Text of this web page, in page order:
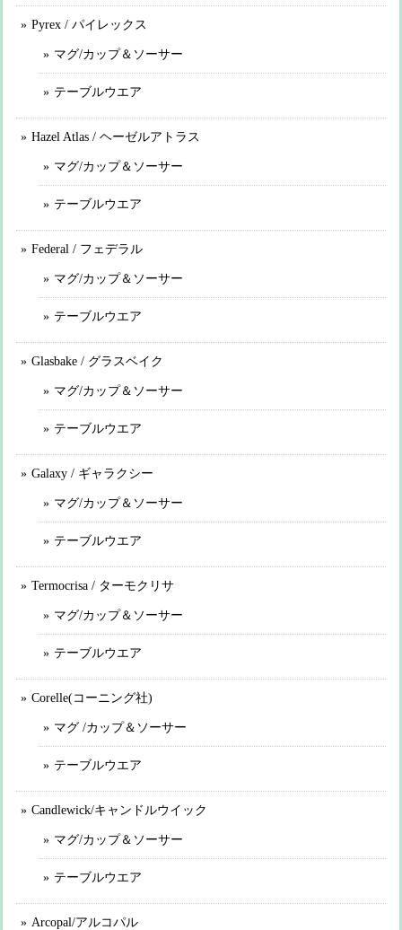
Pyrex / パイレックス
マグ/カップ＆ソーサー
テーブルウエア
Hazel Atlas / ヘーゼルアトラス
マグ/カップ＆ソーサー
テーブルウエア
Federal / フェデラル
マグ/カップ＆ソーサー
テーブルウエア
Glasbake / グラスベイク
マグ/カップ＆ソーサー
テーブルウエア
Galaxy / ギャラクシー
マグ/カップ＆ソーサー
テーブルウエア
Termocrisa / ターモクリサ
マグ/カップ＆ソーサー
テーブルウエア
Corelle(コーニング社)
マグ /カップ＆ソーサー
テーブルウエア
Candlewick/キャンドルウイック
マグ/カップ＆ソーサー
テーブルウエア
Arcopal/アルコパル